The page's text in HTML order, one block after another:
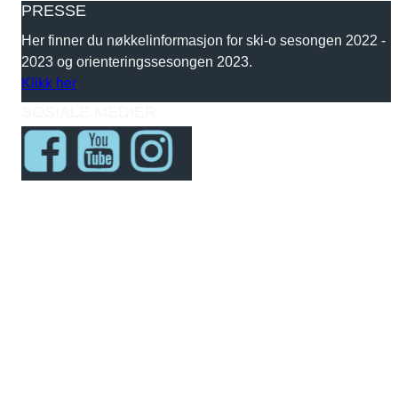
PRESSE
Her finner du nøkkelinformasjon for ski-o sesongen 2022 -
2023 og orienteringssesongen 2023.
Klikk her